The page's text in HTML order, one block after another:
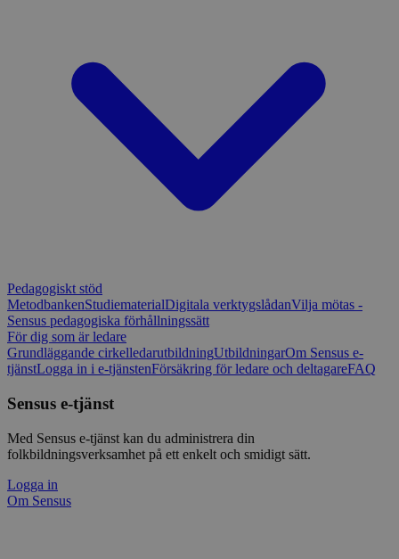
Pedagogiskt stöd
MetodbankenStudiematerialDigitala verktygslådanVilja mötas -
Sensus pedagogiska förhållningssätt
För dig som är ledare
Grundläggande cirkelledarutbildningUtbildningarOm Sensus e-
tjänstLogga in i e-tjänstenFörsäkring för ledare och deltagareFAQ
Sensus e-tjänst
Med Sensus e-tjänst kan du administrera din
folkbildningsverksamhet på ett enkelt och smidigt sätt.
Logga in
Om Sensus